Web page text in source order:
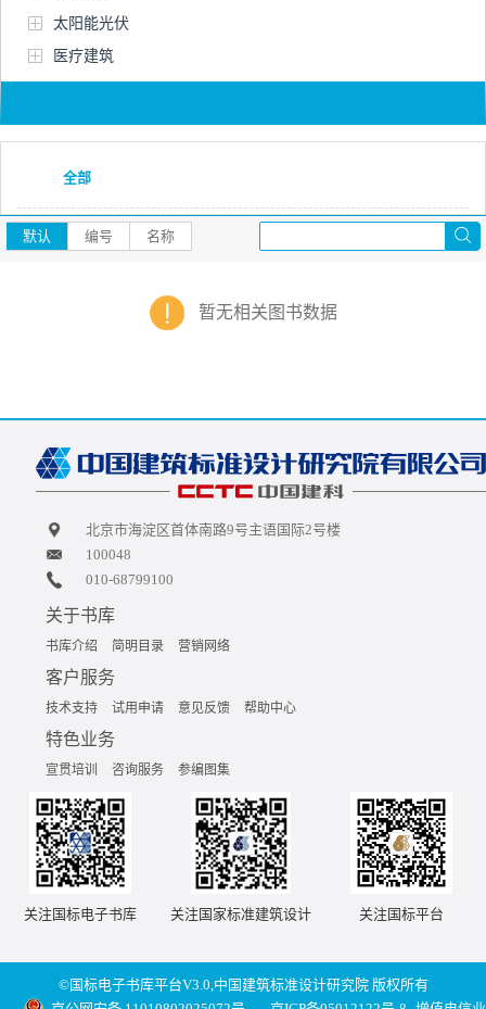
太阳能光伏
医疗建筑
全部
默认 编号 名称
暂无相关图书数据
北京市海淀区首体南路9号主语国际2号楼
100048
010-68799100
关于书库
书库介绍 简明目录 营销网络
客户服务
技术支持 试用申请 意见反馈 帮助中心
特色业务
宣贯培训 咨询服务 参编图集
关注国标电子书库 关注国家标准建筑设计 关注国标平台
©国标电子书库平台V3.0,中国建筑标准设计研究院 版权所有